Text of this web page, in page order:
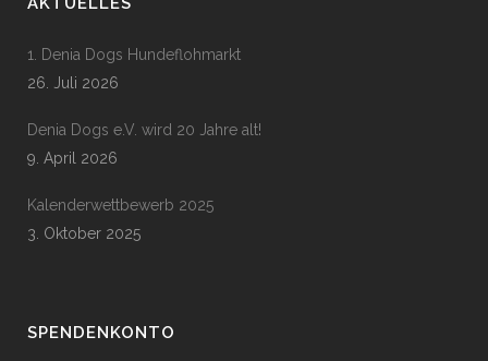
1. Denia Dogs Hundeflohmarkt
26. Juli 2026
Denia Dogs e.V. wird 20 Jahre alt!
9. April 2026
Kalenderwettbewerb 2025
3. Oktober 2025
SPENDENKONTO